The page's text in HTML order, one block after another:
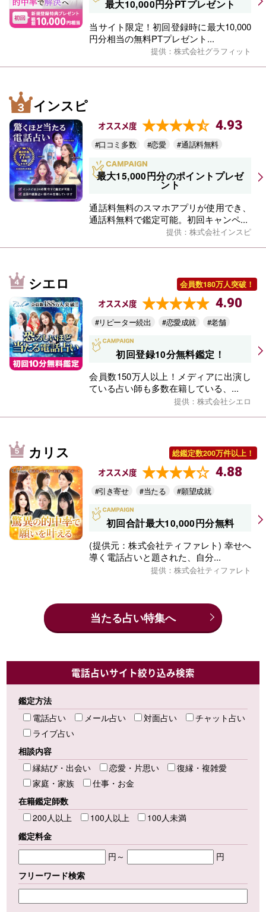
最大10,000円分PTプレゼント
当サイト限定！初回登録時に最大10,000
円分相当の無料PTプレゼント...
提供：株式会社グラフィット
インスピ
オススメ度 4.93
#口コミ多数 #恋愛 #通話料無料
最大15,000円分のポイントプレゼ
ント
通話料無料のスマホアプリが使用でき、
通話料無料で鑑定可能。初回キャンペ...
提供：株式会社インスピ
シエロ 会員数180万人突破！
オススメ度 4.90
#リピーター続出 #恋愛成就 #老舗
初回登録10分無料鑑定！
会員数150万人以上！メディアに出演し
ている占い師も多数在籍している、...
提供：株式会社シエロ
カリス 総鑑定数200万件以上！
オススメ度 4.88
#引き寄せ #当たる #願望成就
初回合計最大10,000円分無料
(提供元：株式会社ティファレト) 幸せへ
導く電話占いと題された、自分...
提供：株式会社ティファレト
当たる占い特集へ
電話占いサイト絞り込み検索
鑑定方法
電話占い
メール占い 対面占い
チャット占い
ライブ占い
相談内容
縁結び・出会い
恋愛・片思い
復縁・複雑愛
家庭・家族
仕事・お金
在籍鑑定師数
200人以上
100人以上
100人未満
鑑定料金
円～
円
フリーワード検索